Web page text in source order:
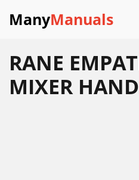
ManyManuals
RANE
MIXER